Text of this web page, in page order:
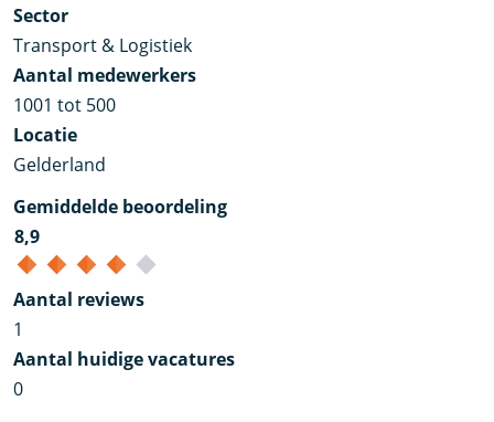
Sector
Transport & Logistiek
Aantal medewerkers
1001 tot 500
Locatie
Gelderland
Gemiddelde beoordeling
8,9
Aantal reviews
1
Aantal huidige vacatures
0